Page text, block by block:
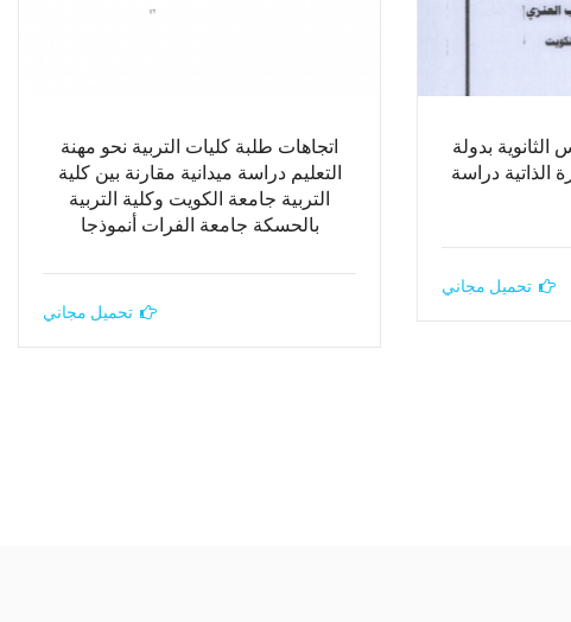
بدولة
الذاتية دراسة
تحميل مجاني
اتجاهات طلبة كليات التربية نحو مهنة
التعليم دراسة ميدانية مقارنة بين كلية
التربية جامعة الكويت وكلية التربية
بالحسكة جامعة الفرات أنموذجا
تحميل مجاني